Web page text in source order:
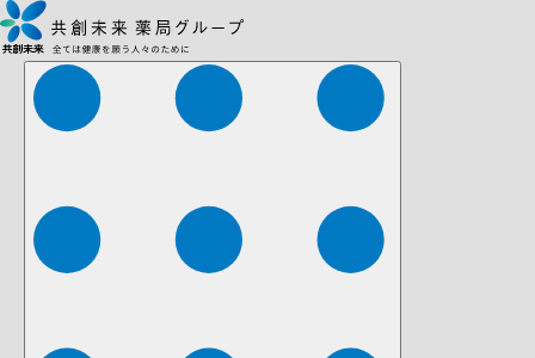
株式会社ファーマみらい 株式会社ストレチア